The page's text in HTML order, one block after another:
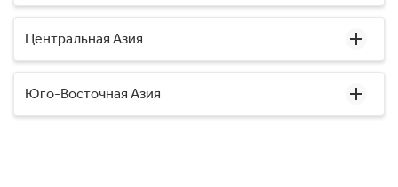
Центральная Азия
Юго-Восточная Азия